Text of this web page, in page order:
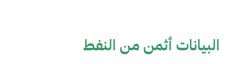
البيانات أثمن من النفط